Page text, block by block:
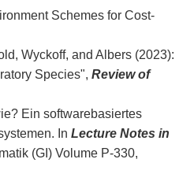
Schemes for Cost-
Wyckoff, and Albers (2023):
Species", Review of
Ein softwarebasiertes
In Lecture Notes in
(GI) Volume P-330,